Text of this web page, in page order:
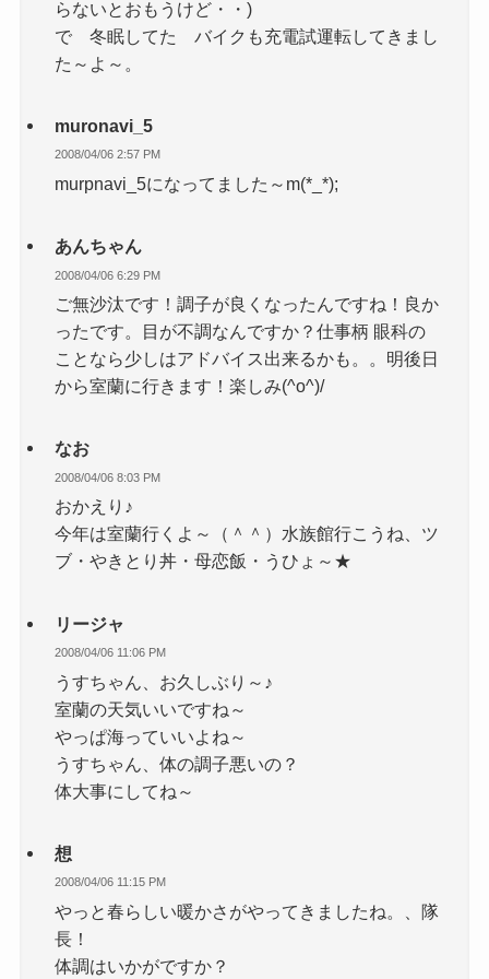
らないとおもうけど・・)
で 冬眠してた バイクも充電試運転してきまし
た～よ～。
muronavi_5
2008/04/06 2:57 PM
murpnavi_5になってました～m(*_*);
あんちゃん
2008/04/06 6:29 PM
ご無沙汰です！調子が良くなったんですね！良か
ったです。目が不調なんですか？仕事柄 眼科の
ことなら少しはアドバイス出来るかも。。明後日
から室蘭に行きます！楽しみ(^o^)/
なお
2008/04/06 8:03 PM
おかえり♪
今年は室蘭行くよ～（＾＾）水族館行こうね、ツ
ブ・やきとり丼・母恋飯・うひょ～★
リージャ
2008/04/06 11:06 PM
うすちゃん、お久しぶり～♪
室蘭の天気いいですね～
やっぱ海っていいよね～
うすちゃん、体の調子悪いの？
体大事にしてね～
想
2008/04/06 11:15 PM
やっと春らしい暖かさがやってきましたね。、隊
長！
体調はいかがですか？